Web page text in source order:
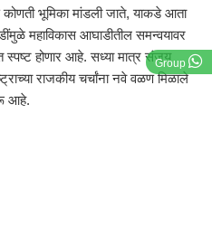
Group
भूमिका मांडली जाते, याकडे आता
महाविकास आघाडीतील समन्वयावर
स्पष्ट होणार आहे. सध्या मात्र संजय
राजकीय चर्चांना नवे वळण मिळाले
आहे.